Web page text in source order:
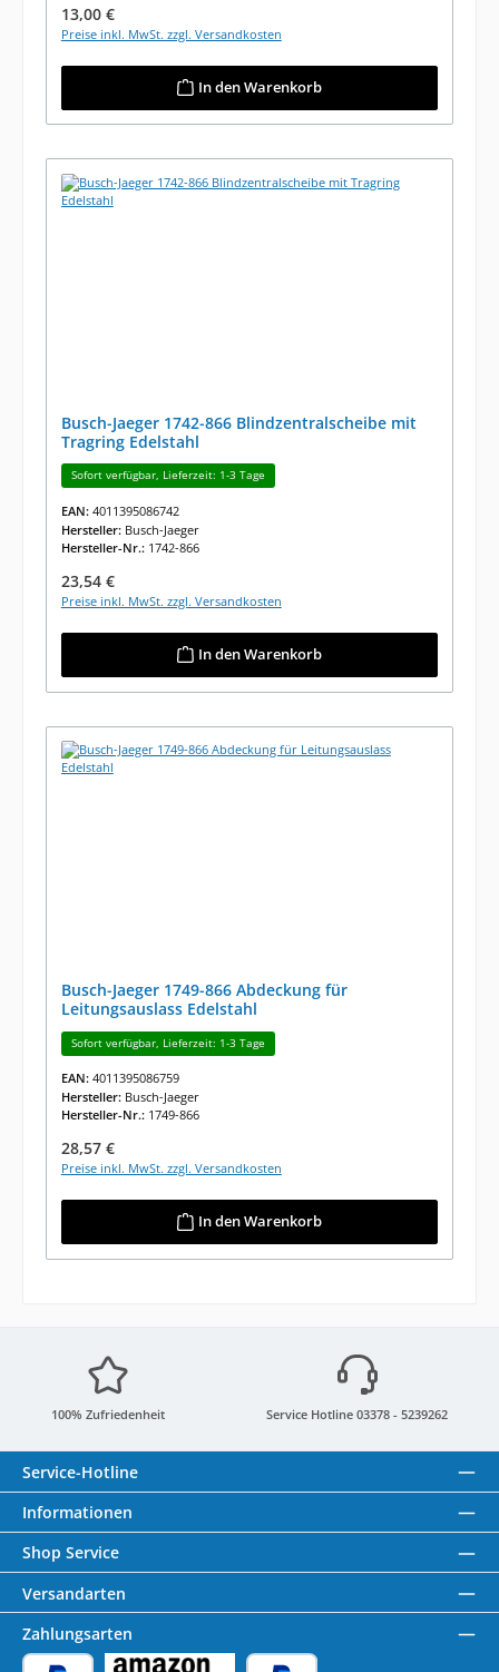
Regulärer Preis:
13,00 €
Preise inkl. MwSt. zzgl. Versandkosten
In den Warenkorb
Busch-Jaeger 1742-866 Blindzentralscheibe mit
Tragring Edelstahl
Sofort verfügbar, Lieferzeit: 1-3 Tage
EAN: 4011395086742
Hersteller: Busch-Jaeger
Hersteller-Nr.: 1742-866
Regulärer Preis:
23,54 €
Preise inkl. MwSt. zzgl. Versandkosten
In den Warenkorb
Busch-Jaeger 1749-866 Abdeckung für
Leitungsauslass Edelstahl
Sofort verfügbar, Lieferzeit: 1-3 Tage
EAN: 4011395086759
Hersteller: Busch-Jaeger
Hersteller-Nr.: 1749-866
Regulärer Preis:
28,57 €
Preise inkl. MwSt. zzgl. Versandkosten
In den Warenkorb
100% Zufriedenheit Service Hotline 03378 - 5239262
Service-Hotline
Informationen
Shop Service
Versandarten
Zahlungsarten